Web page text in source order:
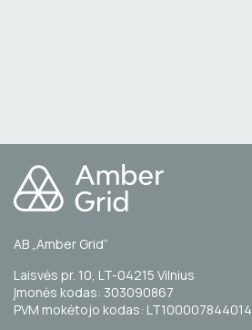
AB „Amber Grid“
Laisvės pr. 10, LT-04215 Vilnius
Įmonės kodas: 303090867
PVM mokėtojo kodas: LT100007844014